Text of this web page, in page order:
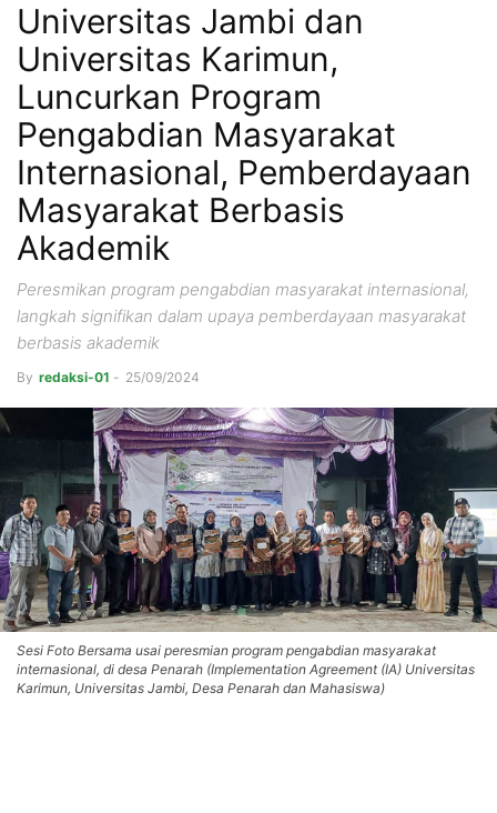
Universitas Jambi dan
Universitas Karimun,
Luncurkan Program
Pengabdian Masyarakat
Internasional, Pemberdayaan
Masyarakat Berbasis
Akademik
Peresmikan program pengabdian masyarakat internasional,
langkah signifikan dalam upaya pemberdayaan masyarakat
berbasis akademik
By redaksi-01 - 25/09/2024
Sesi Foto Bersama usai peresmian program pengabdian masyarakat
internasional, di desa Penarah (Implementation Agreement (IA) Universitas
Karimun, Universitas Jambi, Desa Penarah dan Mahasiswa)